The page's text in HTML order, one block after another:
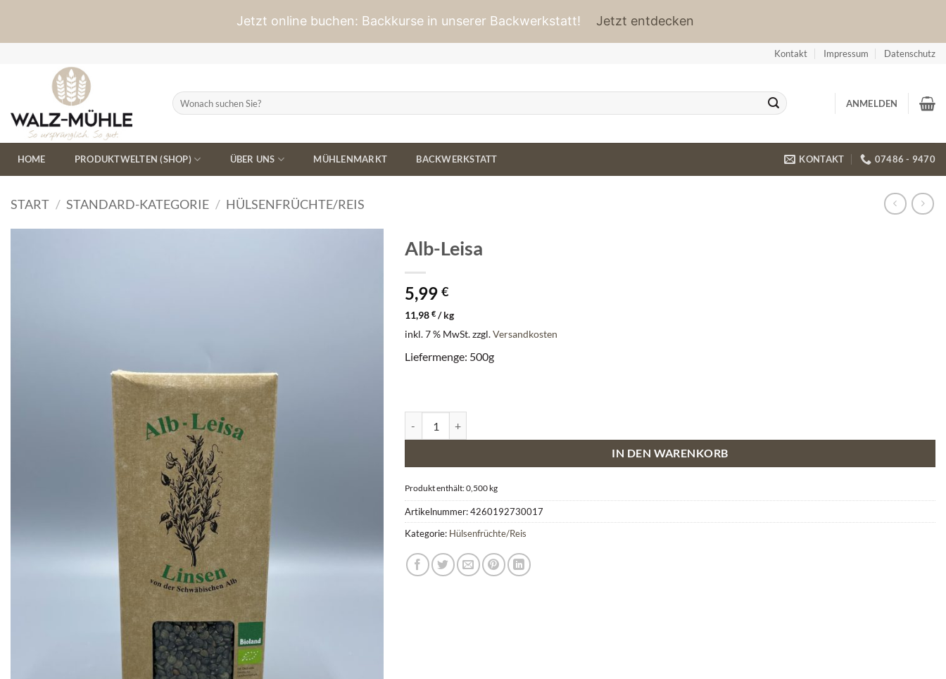
Jetzt online buchen: Backkurse in unserer Backwerkstatt! Jetzt entdecken
Kontakt Impressum Datenschutz
Suchen
nach:
ANMELDEN
HOME PRODUKTWELTEN (SHOP) ÜBER UNS MÜHLENMARKT BACKWERKSTATT KONTAKT 07486 - 9470
START / STANDARD-KATEGORIE / HÜLSENFRÜCHTE/REIS
Alb-Leisa
5,99 €
11,98 € /kg
inkl. 7 % MwSt.zzgl.Versandkosten
Liefermenge: 500g
IN DEN WARENKORB
Produkt enthält: 0,500 kg
Artikelnummer:4260192730017
Kategorie: Hülsenfrüchte/Reis